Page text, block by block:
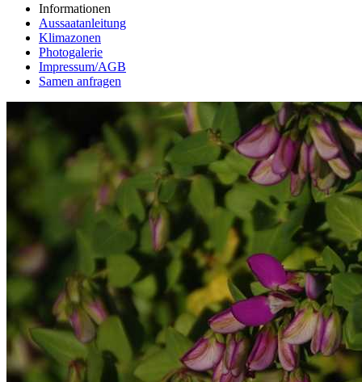
Informationen
Aussaatanleitung
Klimazonen
Photogalerie
Impressum/AGB
Samen anfragen